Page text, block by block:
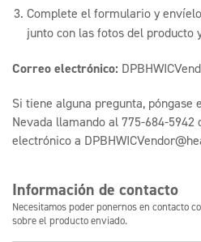
Complete el formulario y
junto con las fotos del producto
Correo electrónico:
Si tiene alguna pregunta, póngase
Nevada llamando al 775-684-5942
electrónico a
Información de contacto
Necesitamos poder ponernos en contacto
sobre el producto enviado.